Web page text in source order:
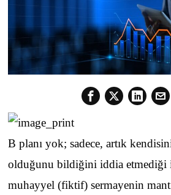
B planı yok; sadece, artık
olduğunu bildiğini iddia etmediği
muhayyel (fiktif) sermayenin